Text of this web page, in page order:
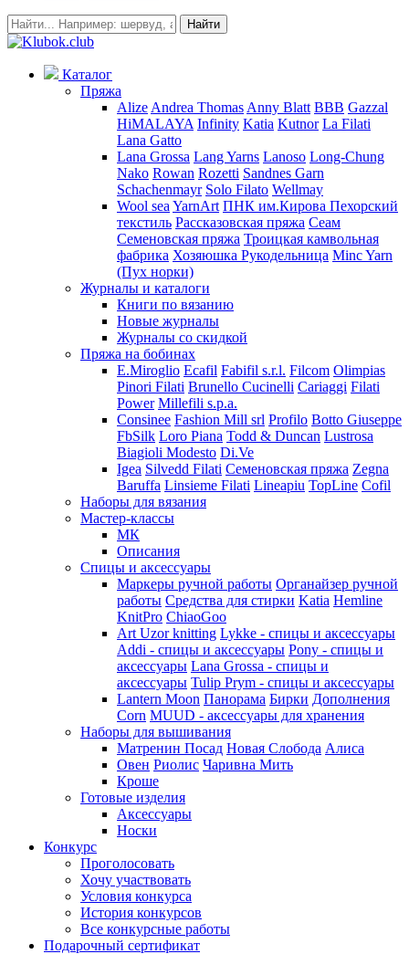
Найти
Каталог
Пряжа
Alize Andrea Thomas Anny Blatt BBB Gazzal
HiMALAYA Infinity Katia Kutnor La Filati
Lana Gatto
Lana Grossa Lang Yarns Lanoso Long-Chung
Nako Rowan Rozetti Sandnes Garn
Schachenmayr Solo Filato Wellmay
Wool sea YarnArt ПНК им.Кирова Пехорский
текстиль Рассказовская пряжа Сеам
Семеновская пряжа Троицкая камвольная
фабрика Хозяюшка Рукодельница Minc Yarn
(Пух норки)
Журналы и каталоги
Книги по вязанию
Новые журналы
Журналы со скидкой
Пряжа на бобинах
E.Miroglio Ecafil Fabifil s.r.l. Filcom Olimpias
Pinori Filati Brunello Cucinelli Cariaggi Filati
Power Millefili s.p.a.
Consinee Fashion Mill srl Profilo Botto Giuseppe
FbSilk Loro Piana Todd & Duncan Lustrosa
Biagioli Modesto Di.Ve
Igea Silvedd Filati Семеновская пряжа Zegna
Baruffa Linsieme Filati Lineapiu TopLine Cofil
Наборы для вязания
Мастер-классы
МК
Описания
Спицы и аксессуары
Маркеры ручной работы Органайзер ручной
работы Средства для стирки Katia Hemline
KnitPro ChiaoGoo
Art Uzor knitting Lykke - спицы и аксессуары
Addi - спицы и аксессуары Pony - спицы и
аксессуары Lana Grossa - спицы и
аксессуары Tulip Prym - спицы и аксессуары
Lantern Moon Панорама Бирки Дополнения
Corn MUUD - аксессуары для хранения
Наборы для вышивания
Матренин Посад Новая Слобода Алиса
Овен Риолис Чаривна Мить
Кроше
Готовые изделия
Аксессуары
Носки
Конкурс
Проголосовать
Хочу участвовать
Условия конкурса
История конкурсов
Все конкурсные работы
Подарочный сертификат